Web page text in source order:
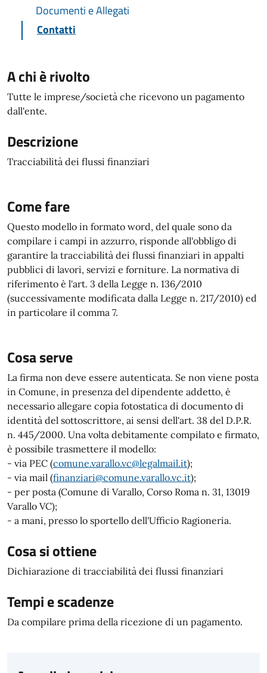
Documenti e Allegati
Contatti
A chi è rivolto
Tutte le imprese/società che ricevono un pagamento
dall'ente.
Descrizione
Tracciabilità dei flussi finanziari
Come fare
Questo modello in formato word, del quale sono da
compilare i campi in azzurro, risponde all'obbligo di
garantire la tracciabilità dei flussi finanziari in appalti
pubblici di lavori, servizi e forniture. La normativa di
riferimento è l'art. 3 della Legge n. 136/2010
(successivamente modificata dalla Legge n. 217/2010) ed
in particolare il comma 7.
Cosa serve
La firma non deve essere autenticata. Se non viene posta
in Comune, in presenza del dipendente addetto, è
necessario allegare copia fotostatica di documento di
identità del sottoscrittore, ai sensi dell'art. 38 del D.P.R.
n. 445/2000. Una volta debitamente compilato e firmato,
è possibile trasmettere il modello:
- via PEC (comune.varallo.vc@legalmail.it);
- via mail (finanziari@comune.varallo.vc.it);
- per posta (Comune di Varallo, Corso Roma n. 31, 13019
Varallo VC);
- a mani, presso lo sportello dell'Ufficio Ragioneria.
Cosa si ottiene
Dichiarazione di tracciabilità dei flussi finanziari
Tempi e scadenze
Da compilare prima della ricezione di un pagamento.